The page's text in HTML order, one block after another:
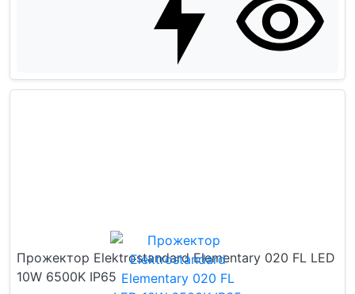
Прожектор Elektrostandard Elementary 020 FL LED
10W 6500K IP65